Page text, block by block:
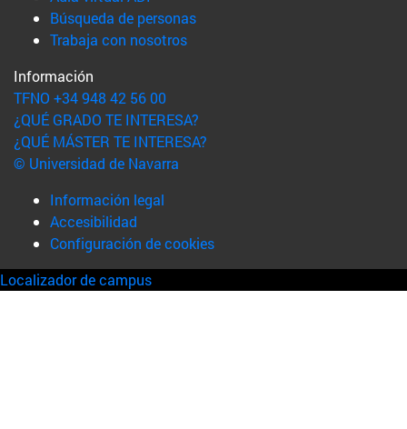
Búsqueda de personas(abre en nueva ventana)
Trabaja con nosotros(abre en nueva ventana)
Información
TFNO +34 948 42 56 00
¿QUÉ GRADO TE INTERESA?
¿QUÉ MÁSTER TE INTERESA?
© Universidad de Navarra
Información legal
Accesibilidad
Configuración de cookies
Localizador de campus